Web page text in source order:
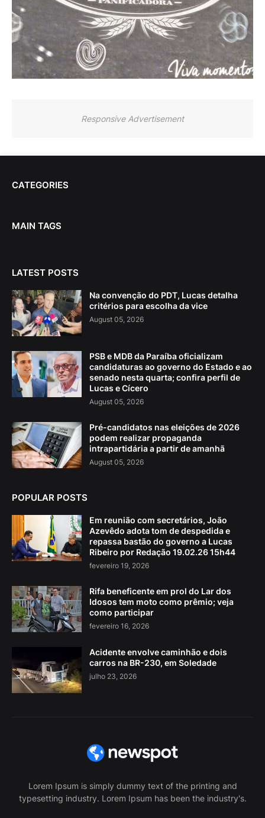
Responsive Advertisement
CATEGORIES
MAIN TAGS
LATEST POSTS
Na convenção do PDT, Lucas detalha
critérios para escolha da vice
August 05, 2026
PSB e MDB da Paraíba oficializam
candidaturas ao governo do Estado e ao
senado nesta quarta; confira perfil de
Lucas e Cícero
August 05, 2026
Pré-candidatos nas eleições de 2026
podem realizar propaganda
intrapartidária a partir de amanhã
August 05, 2026
POPULAR POSTS
Em reunião com secretários, João
Azevêdo adota tom de despedida e
repassa bastão do governo a Lucas
Ribeiro por Redação 19.02.26 15h44
fevereiro 19, 2026
Rifa beneficente em prol do Lar dos
Idosos tem moto como prêmio; veja
como participar
fevereiro 16, 2026
Acidente envolve caminhão e dois
carros na BR-230, em Soledade
julho 23, 2026
Lorem Ipsum is simply dummy text of the printing and
typesetting industry. Lorem Ipsum has been the industry's.